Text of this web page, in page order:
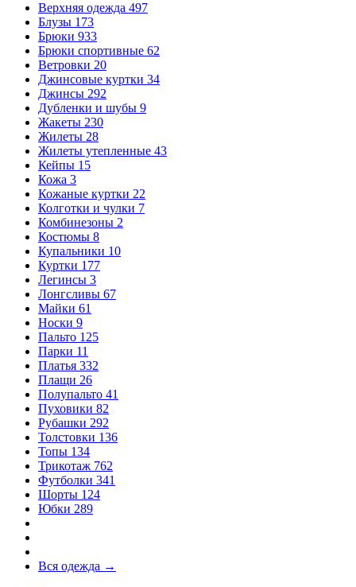
Верхняя одежда 497
Блузы 173
Брюки 933
Брюки спортивные 62
Ветровки 20
Джинсовые куртки 34
Джинсы 292
Дубленки и шубы 9
Жакеты 230
Жилеты 28
Жилеты утепленные 43
Кейпы 15
Кожа 3
Кожаные куртки 22
Колготки и чулки 7
Комбинезоны 2
Костюмы 8
Купальники 10
Куртки 177
Легинсы 3
Лонгсливы 67
Майки 61
Носки 9
Пальто 125
Парки 11
Платья 332
Плащи 26
Полупальто 41
Пуховики 82
Рубашки 292
Толстовки 136
Топы 134
Трикотаж 762
Футболки 341
Шорты 124
Юбки 289
Вся одежда →